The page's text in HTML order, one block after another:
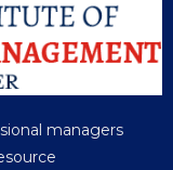
managers